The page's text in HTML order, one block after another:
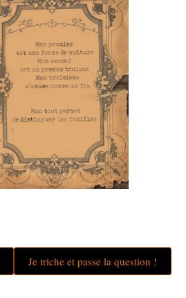
Je triche et passe la question !